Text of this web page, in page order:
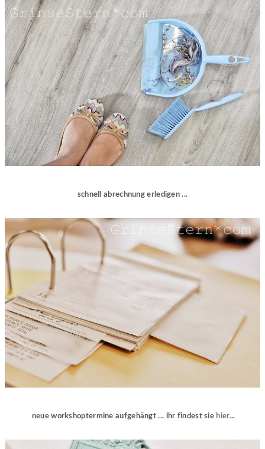
schnell abrechnung erledigen ...
neue workshoptermine aufgehängt ... ihr findest sie hier...